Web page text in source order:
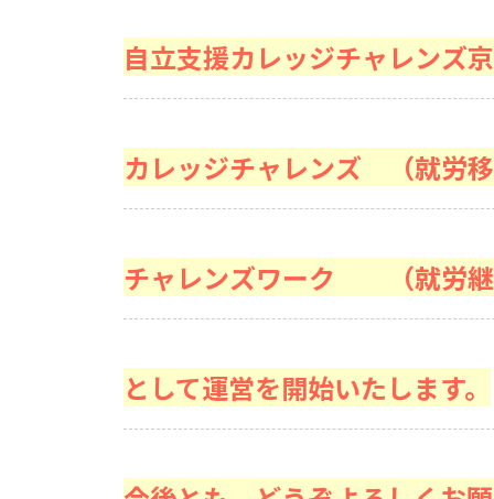
自立支援カレッジチャレンズ
カレッジチャレンズ （就労
チャレンズワーク （就労継
として運営を開始いたします。